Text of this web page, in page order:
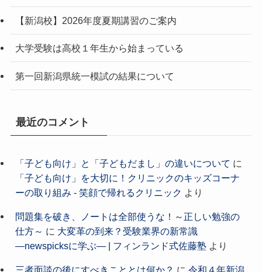
【新潟校】2026年度夏期講習のご案内
大学受験は高校１年生から始まっている
第一回新潟県統一模試の結果について
最近のコメント
「子ども向け」と「子どもだまし」の違いについて に
「子ども向け」を大切に！クリニックのキッズコーナ
ーの取り組み - 笑顔で帰れるクリニック より
問題集を破き、ノートは全部使うな！～正しい勉強の
仕方～ に 大変革の到来？受験業界の新常識
―newspicksに学ぶ― | フィンランド式佐藤塾より
三者面談の後にすべきこととは何か？ に 令和４年新潟